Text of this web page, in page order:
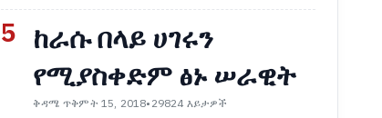
5 ከራሱ በላይ ሀገሩን
የሚያስቀድም ፅኑ ሠራዊት
ቅዳሜ ጥቅምት 15, 2018•29824 እይታዎች